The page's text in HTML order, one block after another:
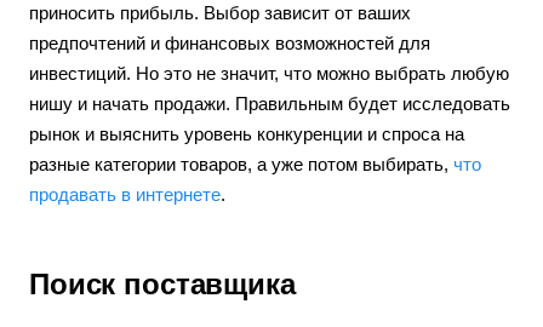
приносить прибыль. Выбор зависит от ваших
предпочтений и финансовых возможностей для
инвестиций. Но это не значит, что можно выбрать любую
нишу и начать продажи. Правильным будет исследовать
рынок и выяснить уровень конкуренции и спроса на
разные категории товаров, а уже потом выбирать, что
продавать в интернете.
Поиск поставщика